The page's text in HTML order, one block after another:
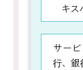
キス
サー
⾏、銀